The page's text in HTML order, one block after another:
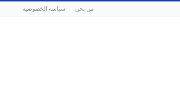
من نحن سياسة الخصوصية